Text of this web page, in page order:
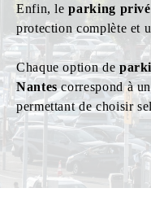
Enfin, leparking
protection complète et
Chaque option de
Nantescorrespond à
permettant de choisir